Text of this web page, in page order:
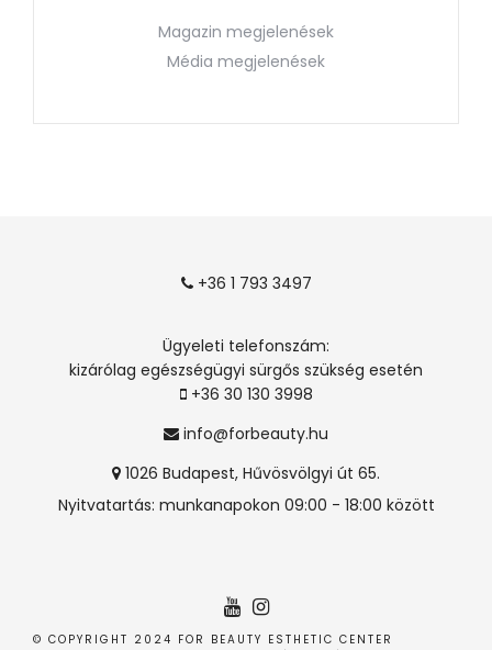
Magazin megjelenések
Média megjelenések
+36 1 793 3497
Ügyeleti telefonszám:
kizárólag egészségügyi sürgős szükség esetén
+36 30 130 3998
info@forbeauty.hu
1026 Budapest, Hűvösvölgyi út 65.
Nyitvatartás: munkanapokon 09:00 - 18:00 között
© COPYRIGHT 2024 FOR BEAUTY ESTHETIC CENTER